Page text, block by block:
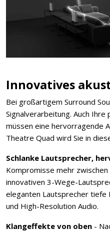
Innovatives
Bei großartigem Surround
Signalverarbeitung. Auch
müssen eine hervorragende
Theatre Quad wird Sie in
Schlanke Lautsprecher,
Kompromisse mehr
innovativen 3-Wege-
eleganten Lautsprecher tiefe
und High-Resolution Audio.
Klangeffekte von oben -